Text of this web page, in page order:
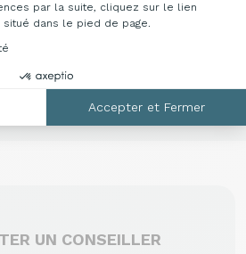
par la suite, cliquez sur le lien
dans le pied de page.
Accepter et Fermer
de nos gammes et
qui vous correspond. Nos
de vous accompagner
mobilier de bureau.
UN CONSEILLER